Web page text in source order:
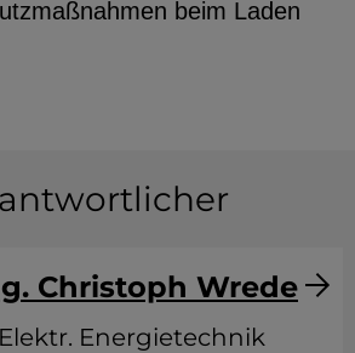
beim Laden
Christoph Wrede
Energietechnik